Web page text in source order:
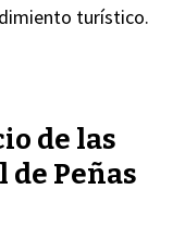
turístico.
de las
Peñas